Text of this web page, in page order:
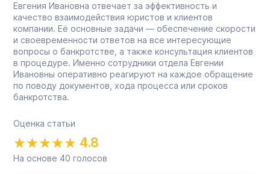
Евгения Ивановна отвечает за эффективность и
качество взаимодействия юристов и клиентов
компании. Её основные задачи — обеспечение скорости
и своевременности ответов на все интересующие
вопросы о банкротстве, а также консультация клиентов
в процедуре. Именно сотрудники отдела Евгении
Ивановны оперативно реагируют на каждое обращение
по поводу документов, хода процесса или сроков
банкротства.
Оценка статьи
4.8
На основе 40 голосов